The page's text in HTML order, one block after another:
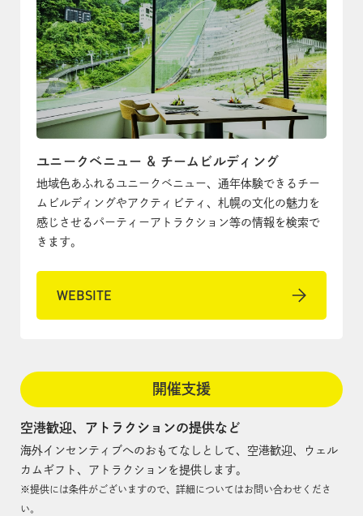
ユニークベニュー & チームビルディング
地域色あふれるユニークベニュー、通年体験できるチー
ムビルディングやアクティビティ、札幌の文化の魅力を
感じさせるパーティーアトラクション等の情報を検索で
きます。
WEBSITE
開催支援
空港歓迎、アトラクションの提供など
海外インセンティブへのおもてなしとして、空港歓迎、ウェル
カムギフト、アトラクションを提供します。
※提供には条件がございますので、詳細についてはお問い合わせくださ
い。